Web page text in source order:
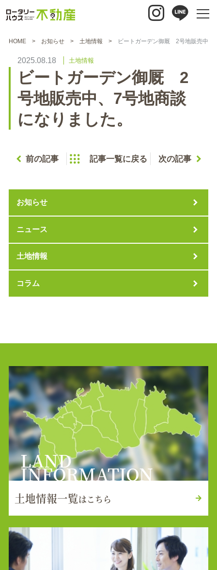
HOME お知らせ 土地情報 ビートガーデン御厩 2号地販売中、
2025.08.18 土地情報
ビートガーデン御厩 2
号地販売中、7号地商談
になりました。
前の記事 記事一覧に戻る 次の記事
お知らせ
ニュース
土地情報
コラム
LAND
INFORMATION
土地情報一覧はこちら